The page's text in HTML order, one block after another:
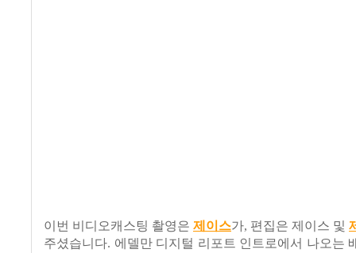
이번 비디오캐스팅 촬영은 제이스가, 편집은 제이스 및
주셨습니다. 에델만 디지털 리포트 인트로에서 나오는